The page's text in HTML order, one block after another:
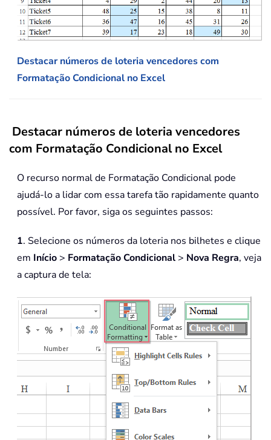
Destacar números de loteria vencedores com
Formatação Condicional no Excel
Destacar números de loteria vencedores
com Formatação Condicional no Excel
O recurso normal de Formatação Condicional pode
ajudá-lo a lidar com essa tarefa tão rapidamente quanto
possível. Por favor, siga os seguintes passos:
1. Selecione os números da loteria nos bilhetes e clique
em Início > Formatação Condicional > Nova Regra, veja
a captura de tela: